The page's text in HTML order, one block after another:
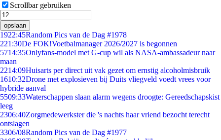
Scrollbar gebruiken
opslaan
1922:45Random Pics van de Dag #1978
221:30De FOK!Voetbalmanager 2026/2027 is begonnen
5714:35Onlyfans-model met G-cup wil als NASA-ambassadeur naar
maan
2214:09Huisarts per direct uit vak gezet om ernstig alcoholmisbruik
1610:32Drone met explosieven bij Duits vliegveld voedt vrees voor
hybride aanval
5509:33Waterschappen slaan alarm wegens droogte: Gereedschapskist
leeg
2306:40Zorgmedewerkster die 's nachts haar vriend bezocht terecht
ontslagen
3306/08Random Pics van de Dag #1977